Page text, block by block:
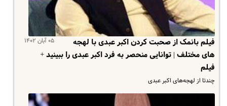
۰۵ آبان ۱۴۰۲
فیلم بانمک از صحبت کردن اکبر عبدی با لهجه
های مختلف | توانایی منحصر به فرد اکبر عبدی را ببینید +
فیلم
چندتا از لهجه‌های اکبر عبدی